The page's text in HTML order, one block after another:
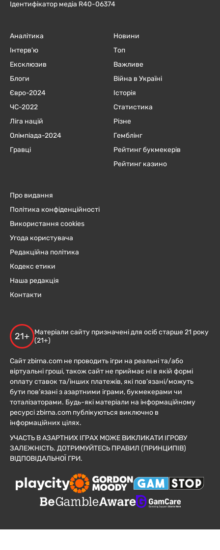
Ідентифікатор медіа R40-06374
Аналітика
Інтерв'ю
Ексклюзив
Блоги
Євро-2024
ЧC-2022
Ліга націй
Олімпіада-2024
Гравці
Новини
Топ
Важливе
Війна в Україні
Історія
Статистика
Різне
Гемблінг
Рейтинг букмекерів
Рейтинг казино
Про видання
Політика конфіденційності
Використання cookies
Угода користувача
Редакційна політика
Кодекс етики
Наша редакція
Контакти
21+
Матеріали сайту призначені для осіб старше 21 року
(21+)
Сайт zbirna.com не проводить ігри на реальні та/або
віртуальні гроші, також сайт не приймає ні в якій формі
оплату ставок та/інших платежів, які пов’язані/можуть
бути пов’язані з азартними іграми, букмекерами чи
тоталізаторами. Будь-які матеріали на інформаційному
ресурсі zbirna.com публікуються виключно в
інформаційних цілях.
УЧАСТЬ В АЗАРТНИХ ІГРАХ МОЖЕ ВИКЛИКАТИ ІГРОВУ
ЗАЛЕЖНІСТЬ. ДОТРИМУЙТЕСЬ ПРАВИЛ (ПРИНЦИПІВ)
ВІДПОВІДАЛЬНОЇ ГРИ.